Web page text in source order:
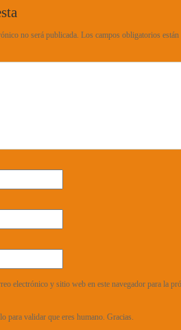
no será publicada. Los campos obligatorios
electrónico y sitio web en este navegador para la
para validar que eres humano. Gracias.